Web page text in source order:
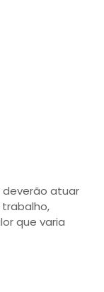
deverão atuar
que varia